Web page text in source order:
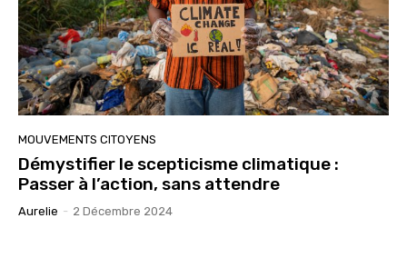
MOUVEMENTS CITOYENS
Démystifier le scepticisme climatique :
Passer à l’action, sans attendre
Aurelie - 2 Décembre 2024